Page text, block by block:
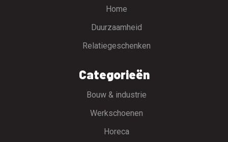
Home
Duurzaamheid
Relatiegeschenken
Categorieën
Bouw & industrie
Werkschoenen
Horeca